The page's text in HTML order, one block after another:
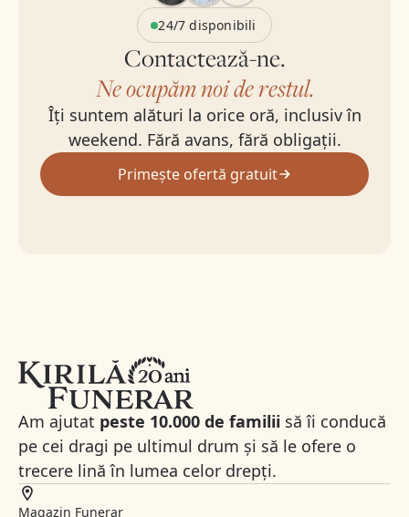
24/7 disponibili
Contactează-ne.
Ne ocupăm noi de restul.
Îți suntem alături la orice oră, inclusiv în
weekend. Fără avans, fără obligații.
Primește ofertă gratuit
Am ajutat peste 10.000 de familii să îi conducă
pe cei dragi pe ultimul drum și să le ofere o
trecere lină în lumea celor drepți.
Magazin Funerar